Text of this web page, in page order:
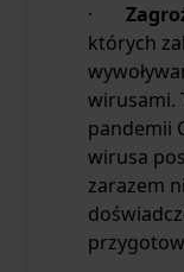
·
których
wirusami.
pandemii
wirusa
zarazem